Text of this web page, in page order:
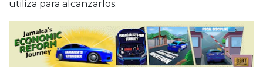
utiliza para alcanzarlos.